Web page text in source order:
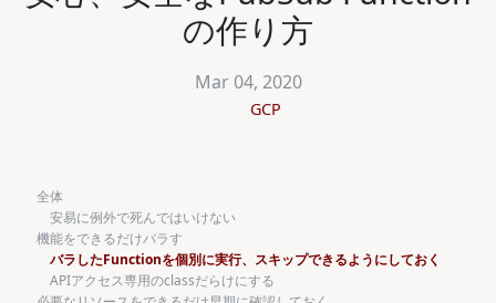
の作り方
Mar 04, 2020
GCP
全体
安易に例外で死んではいけない
機能をできるだけバラす
バラしたFunctionを個別に実行、スキップできるようにしておく
APIアクセス専用のclassだらけにする